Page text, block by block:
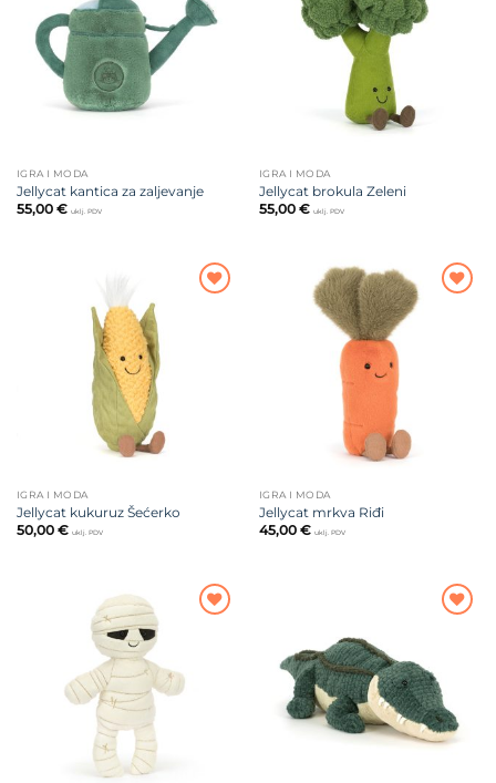
želja
IGRA I MODA
Jellycat kantica za zaljevanje
55,00 € uklj. PDV
IGRA I MODA
Jellycat brokula Zeleni
55,00 € uklj. PDV
IGRA I MODA
Jellycat kukuruz Šećerko
50,00 € uklj. PDV
IGRA I MODA
Jellycat mrkva Riđi
45,00 € uklj. PDV